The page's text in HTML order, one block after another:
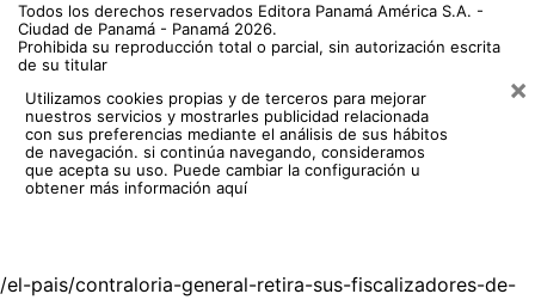
Todos los derechos reservados Editora Panamá América S.A. -
Ciudad de Panamá - Panamá 2026.
Prohibida su reproducción total o parcial, sin autorización escrita
de su titular
Utilizamos cookies propias y de terceros para mejorar
nuestros servicios y mostrarles publicidad relacionada
con sus preferencias mediante el análisis de sus hábitos
de navegación. si continúa navegando, consideramos
que acepta su uso. Puede cambiar la configuración u
obtener más información aquí
×
/el-pais/contraloria-general-retira-sus-fiscalizadores-de-